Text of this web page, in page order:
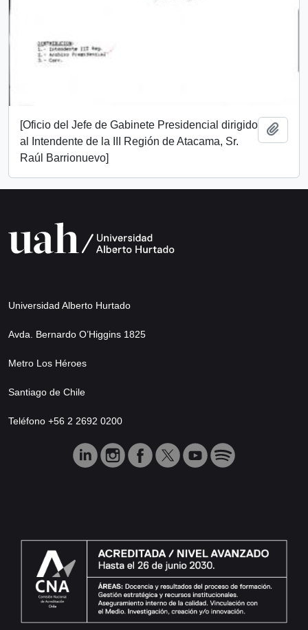
[Oficio del Jefe de Gabinete Presidencial dirigido
al Intendente de la III Región de Atacama, Sr.
Raúl Barrionuevo]
Universidad Alberto Hurtado
Avda. Bernardo O’Higgins 1825
Metro Los Héroes
Santiago de Chile
Teléfono +56 2 2692 0200